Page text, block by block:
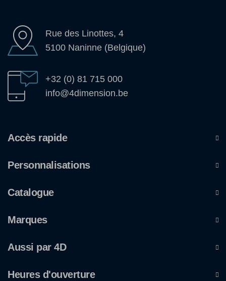
Rue des Linottes, 4
5100 Naninne (Belgique)
+32 (0) 81 715 000
info@4dimension.be
Accès rapide
Personnalisations
Catalogue
Marques
Aussi par 4D
Heures d'ouverture